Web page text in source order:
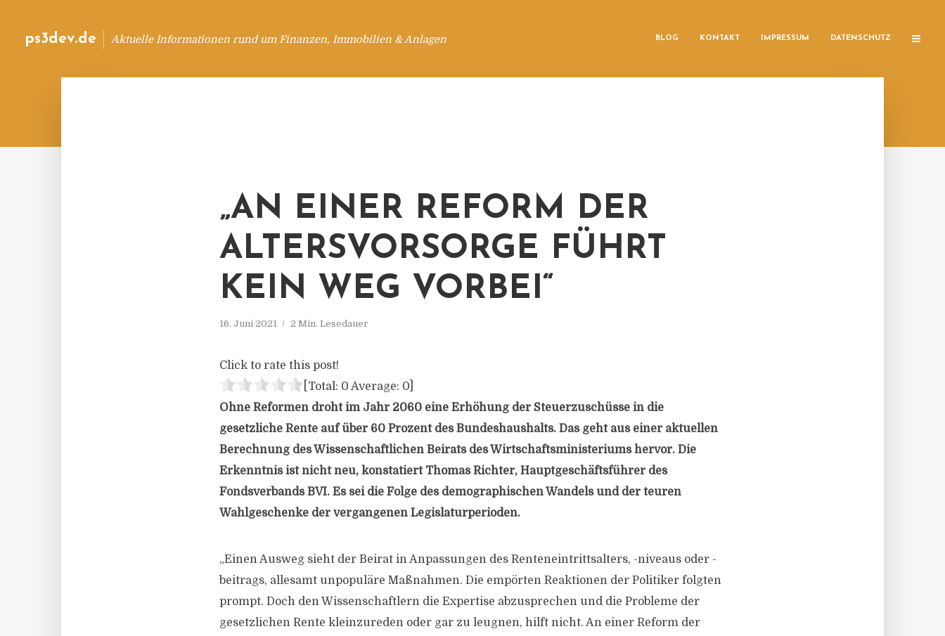
ps3dev.de Aktuelle Informationen rund um Finanzen, Immobilien & Anlagen BLOG KONTAKT IMPRESSUM DATENSCHUTZ
„AN EINER REFORM DER
ALTERSVORSORGE FÜHRT
KEIN WEG VORBEI“
16. Juni 2021 2 Min. Lesedauer
Click to rate this post!
[Total: 0 Average: 0
Ohne Reformen droht im Jahr 2060 eine Erhöhung der Steuerzuschüsse in die
gesetzliche Rente auf über 60 Prozent des Bundeshaushalts. Das geht aus einer aktuellen
Berechnung des Wissenschaftlichen Beirats des Wirtschaftsministeriums hervor. Die
Erkenntnis ist nicht neu, konstatiert Thomas Richter, Hauptgeschäftsführer des
Fondsverbands BVI. Es sei die Folge des demographischen Wandels und der teuren
Wahlgeschenke der vergangenen Legislaturperioden.
„Einen Ausweg sieht der Beirat in Anpassungen des Renteneintrittsalters, -niveaus oder -
beitrags, allesamt unpopuläre Maßnahmen. Die empörten Reaktionen der Politiker folgten
prompt. Doch den Wissenschaftlern die Expertise abzusprechen und die Probleme der
gesetzlichen Rente kleinzureden oder gar zu leugnen, hilft nicht. An einer Reform der